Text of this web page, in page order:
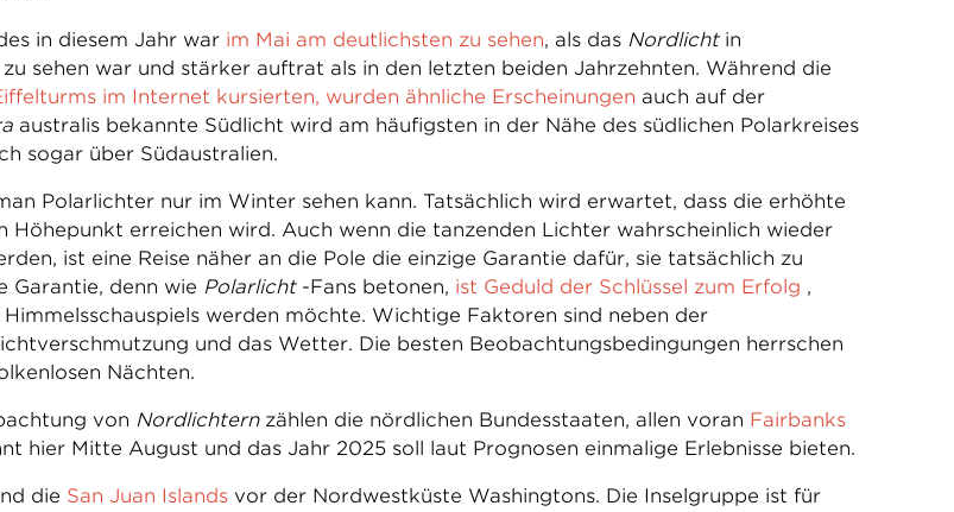
in diesem Jahr war im Mai am deutlichsten zu sehen, als das Nordlicht in
sehen war und stärker auftrat als in den letzten beiden Jahrzehnten. Während die
im Internet kursierten, wurden ähnliche Erscheinungen auch auf der
australis bekannte Südlicht wird am häufigsten in der Nähe des südlichen Polarkreises
sogar über Südaustralien.
Polarlichter nur im Winter sehen kann. Tatsächlich wird erwartet, dass die erhöhte
erreichen wird. Auch wenn die tanzenden Lichter wahrscheinlich wieder
ist eine Reise näher an die Pole die einzige Garantie dafür, sie tatsächlich zu
Garantie, denn wie Polarlicht-Fans betonen, ist Geduld der Schlüssel zum Erfolg ,
werden möchte. Wichtige Faktoren sind neben der
und das Wetter. Die besten Beobachtungsbedingungen herrschen
Nächten.
von Nordlichternzählen die nördlichen Bundesstaaten, allen voran Fairbanks
hier Mitte August und das Jahr 2025 soll laut Prognosen einmalige Erlebnisse bieten.
die San Juan Islandsvor der Nordwestküste Washingtons. Die Inselgruppe ist für